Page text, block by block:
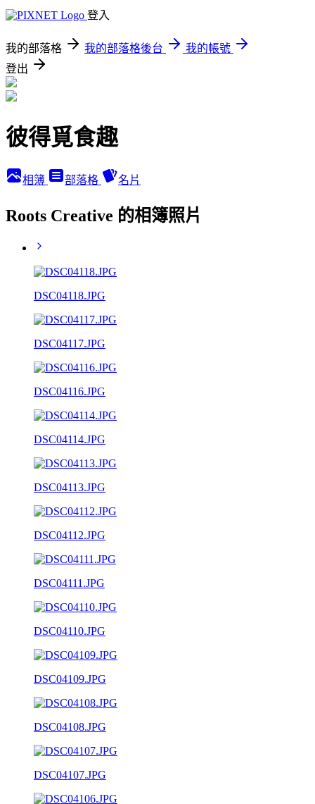
登入
我的部落格 我的部落格後台
我的帳號
登出
彼得覓食趣
相簿 部落格 名片
Roots Creative 的相簿照片
DSC04118.JPG
DSC04117.JPG
DSC04116.JPG
DSC04114.JPG
DSC04113.JPG
DSC04112.JPG
DSC04111.JPG
DSC04110.JPG
DSC04109.JPG
DSC04108.JPG
DSC04107.JPG